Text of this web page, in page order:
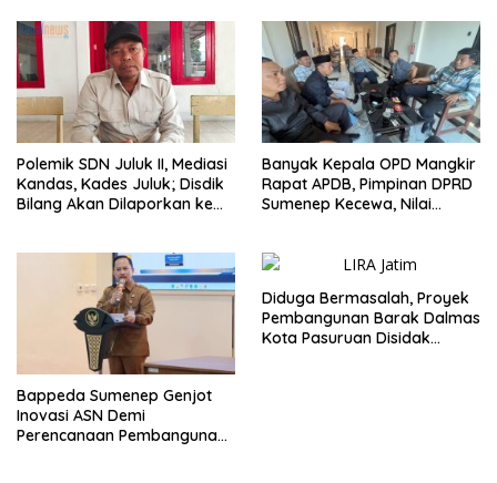
Polemik SDN Juluk II, Mediasi
Kandas, Kades Juluk; Disdik
Bilang Akan Dilaporkan ke
Banyak Kepala OPD Mangkir
Rapat APDB, Pimpinan DPRD
Sumenep Kecewa, Nilai
Bappeda Sumenep Genjot
Inovasi ASN Demi
Perencanaan Pembangunan
Diduga Bermasalah, Proyek
Pembangunan Barak Dalmas
Kota Pasuruan Disidak